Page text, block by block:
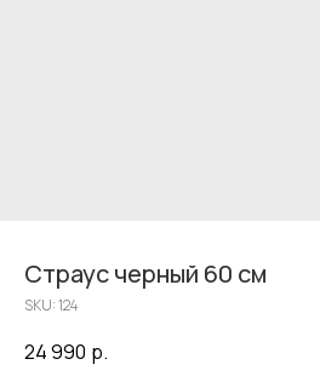
Страус черный 60 см
SKU:124
24 990 р.